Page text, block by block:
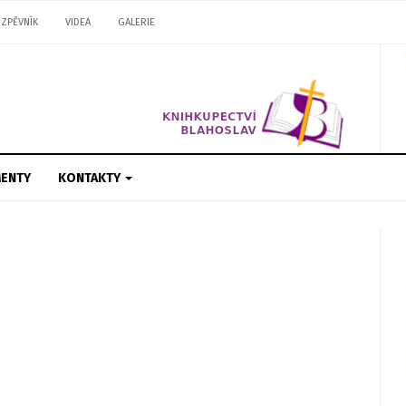
ZPĚVNÍK VIDEA GALERIE
KONTAKTY